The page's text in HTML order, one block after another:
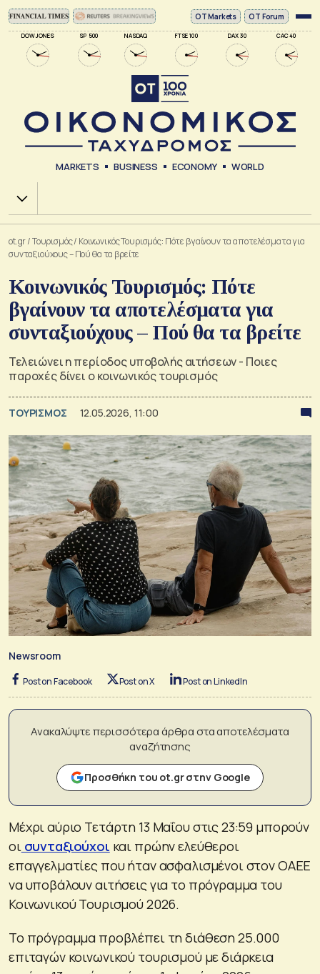
DOW JONES SP 500 NASDAQ FTSE 100 DAX 30 CAC 40
ΟΤ Markets OT Forum
MARKETS BUSINESS ECONOMY WORLD
Χ.Α.
ot.gr/Τουρισμός/ Κοινωνικός Τουρισμός: Πότε βγαίνουν τα αποτελέσματα για
συνταξιούχους – Πού θα τα βρείτε
Κοινωνικός Τουρισμός: Πότε
βγαίνουν τα αποτελέσματα για
συνταξιούχους – Πού θα τα βρείτε
Τελειώνει η περίοδος υποβολής αιτήσεων - Ποιες
παροχές δίνει ο κοινωνικός τουρισμός
ΤΟΥΡΙΣΜΟΣ 12.05.2026, 11:00
Newsroom
Post on Facebook Post on X Post on LinkedIn
Ανακαλύψτε περισσότερα άρθρα στα αποτελέσματα
αναζήτησης
Προσθήκη του ot.gr στην Google
Μέχρι αύριο Τετάρτη 13 Μαΐου στις 23:59 μπορούν
οι συνταξιούχοι και πρώην ελεύθεροι
επαγγελματίες που ήταν ασφαλισμένοι στον ΟΑΕΕ
να υποβάλουν αιτήσεις για το πρόγραμμα του
Κοινωνικού Τουρισμού 2026.
Το πρόγραμμα προβλέπει τη διάθεση 25.000
επιταγών κοινωνικού τουρισμού με διάρκεια